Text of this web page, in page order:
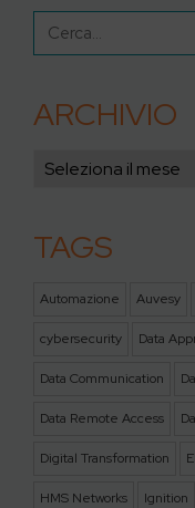
ARCHIVIO
TAGS
Automazione Auvesy
cybersecurity Data
Data Communication
Data Remote Access
Digital Transformation
HMS Networks Ignition